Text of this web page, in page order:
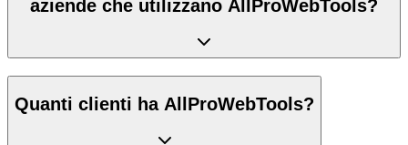
aziende che utilizzano AllProWebTools?
Quanti clienti ha AllProWebTools?